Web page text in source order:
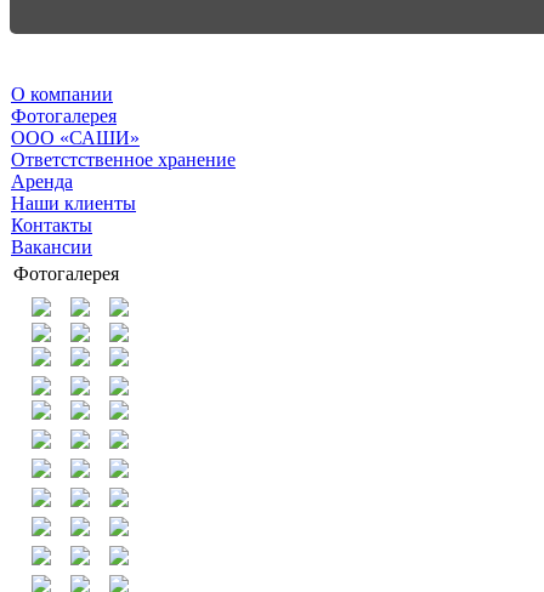
О компании
Фотогалерея
ООО «САШИ»
Ответстственное хранение
Аренда
Наши клиенты
Контакты
Вакансии
Фотогалерея